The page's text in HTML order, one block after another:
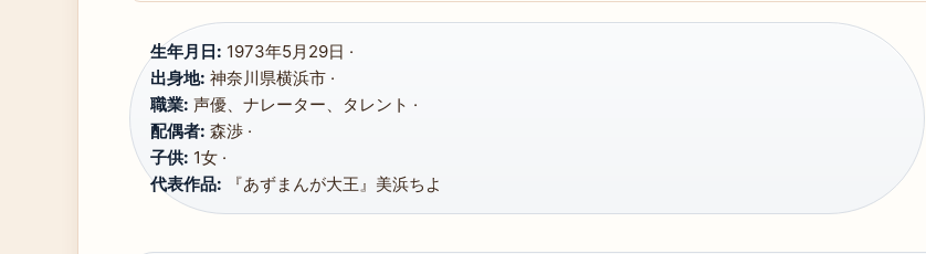
生年月日: 1973年5月29日 ·
出身地: 神奈川県横浜市 ·
職業: 声優、ナレーター、タレント ·
配偶者: 森渉 ·
子供: 1女 ·
代表作品: 『あずまんが大王』美浜ちよ